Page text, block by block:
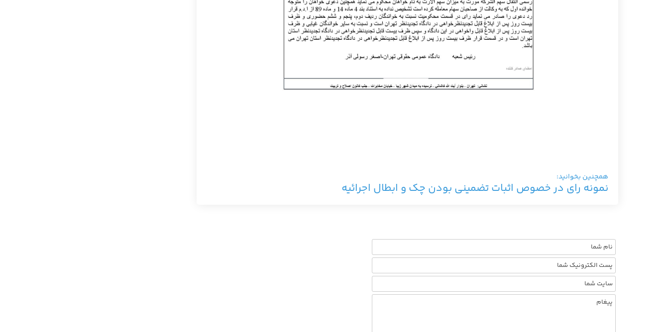
همچنین بخوانید:
نمونه رای در خصوص اثبات تضمینی بودن چک و ابطال اجرائیه